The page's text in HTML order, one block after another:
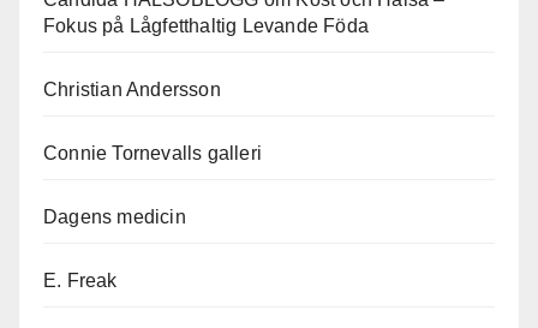
Fokus på Lågfetthaltig Levande Föda
Christian Andersson
Connie Tornevalls galleri
Dagens medicin
E. Freak